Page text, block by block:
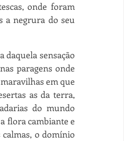
onde foram
a negrura do seu
sensação
paragens onde
em que
as da terra,
do mundo
flora cambiante e
o domínio